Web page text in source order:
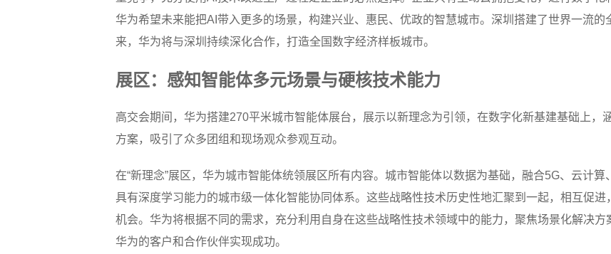
华为希望未来能把AI带入更多的场景，构建兴业、惠民、优政的智慧城市。深圳搭建了世界一流
来，华为将与深圳持续深化合作，打造全国数字经济样板城市。
展区：感知智能体多元场景与硬核技术能力
高交会期间，华为搭建270平米城市智能体展台，展示以新理念为引领，在数字化新基建基础上，
方案，吸引了众多团组和现场观众参观互动。
在“新理念”展区，华为城市智能体统领展区所有内容。城市智能体以数据为基础，融合5G、云计算
具有深度学习能力的城市级一体化智能协同体系。这些战略性技术历史性地汇聚到一起，相互促
机会。华为将根据不同的需求，充分利用自身在这些战略性技术领域中的能力，聚焦场景化解决
华为的客户和合作伙伴实现成功。